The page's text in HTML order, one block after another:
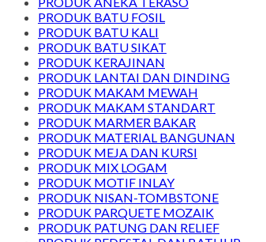
PRODUK BATU FOSIL
PRODUK BATU KALI
PRODUK BATU SIKAT
PRODUK KERAJINAN
PRODUK LANTAI DAN DINDING
PRODUK MAKAM MEWAH
PRODUK MAKAM STANDART
PRODUK MARMER BAKAR
PRODUK MATERIAL BANGUNAN
PRODUK MEJA DAN KURSI
PRODUK MIX LOGAM
PRODUK MOTIF INLAY
PRODUK NISAN-TOMBSTONE
PRODUK PARQUETE MOZAIK
PRODUK PATUNG DAN RELIEF